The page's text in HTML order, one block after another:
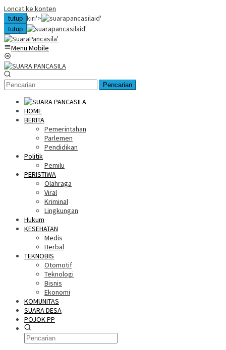
Loncat ke konten
tutup kiri'>
tutup
Menu Mobile
Pencarian
HOME
BERITA
Pemerintahan
Parlemen
Pendidikan
Politik
Pemilu
PERISTIWA
Olahraga
Viral
Kriminal
Lingkungan
Hukum
KESEHATAN
Medis
Herbal
TEKNOBIS
Otomotif
Teknologi
Bisnis
Ekonomi
KOMUNITAS
SUARA DESA
POJOK PP